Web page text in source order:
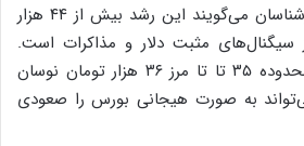
از سوی دیگر برخی از کارشناسان می‌گویند این رشد بیش از ۴۴ هزار
مثبت دلار و مذاکرات است.
قیمت دلار بازار آزاد در محدوده ۳۵ تا تا مرز ۳۶ هزار تومان نوسان
به صورت هیجانی بورس را صعودی